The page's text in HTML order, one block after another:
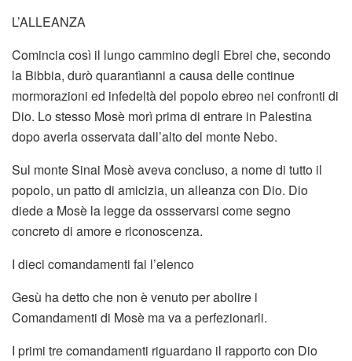
L’ALLEANZA
Comincia così il lungo cammino degli Ebrei che, secondo
la Bibbia, durò quarantìanni a causa delle continue
mormorazioni ed infedeltà del popolo ebreo nei confronti di
Dio. Lo stesso Mosè morì prima di entrare in Palestina
dopo averla osservata dall’alto del monte Nebo.
Sul monte Sinai Mosè aveva concluso, a nome di tutto il
popolo, un patto di amicizia, un alleanza con Dio. Dio
diede a Mosè la legge da ossservarsi come segno
concreto di amore e riconoscenza.
I dieci comandamenti fai l’elenco
Gesù ha detto che non è venuto per abolire i
Comandamenti di Mosè ma va a perfezionarli.
I primi tre comandamenti riguardano il rapporto con Dio